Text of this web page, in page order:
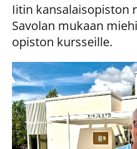
Iitin kansalaisopiston
Savolan mukaan
opiston kursseille.